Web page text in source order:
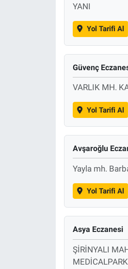
YANI
Yol Tarifi Al
Güvenç
VARLIK MH.
Yol Tarifi Al
Avşaroğlu
Yayla mh.
Yol Tarifi Al
Asya Eczanesi
ŞİRİNYALI